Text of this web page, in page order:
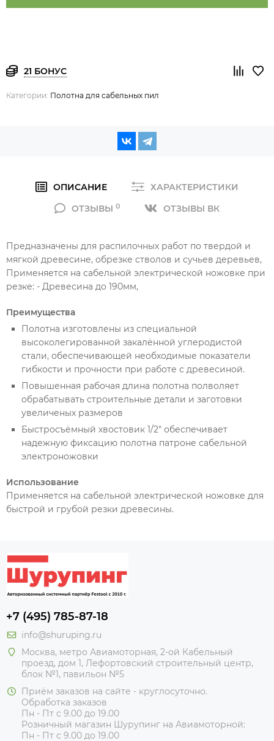
21 БОНУС
Категории: Полотна для сабельных пил
ОПИСАНИЕ
ХАРАКТЕРИСТИКИ
ОТЗЫВЫ0 ОТЗЫВЫ ВК
Предназначены для распилочных работ по твердой и
мягкой древесине, обрезке стволов и сучьев деревьев,
Применяется на сабельной электрической ножовке при
резке: - Древесина до 190мм,
Преимущества
Полотна изготовлены из специальной
высоколегированной закалённой углеродистой
стали, обеспечивающей необходимые показатели
гибкости и прочности при работе с древесиной.
Повышенная рабочая длина полотна полволяет
обрабатывать строительные детали и заготовки
увеличеных размеров
Быстросъёмный хвостовик 1/2″ обеспечивает
надежную фиксацию полотна патроне сабельной
электроножовки
Использование
Применяется на сабельной электрической ножовке для
быстрой и грубой резки древесины.
+7 (495) 785-87-18
info@shuruping.ru
Москва, метро Авиамоторная, 2-ой Кабельный
проезд, дом 1, Лефортовский строительный центр,
блок №1, павильон №5
Приём заказов на сайте - круглосуточно.
Обработка заказов
Пн - Пт с 9.00 до 19.00
Розничный магазин Шурупинг на Авиамоторной:
Пн - Пт с 9.00 до 19.00